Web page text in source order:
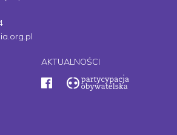
AKTUALNOŚCI